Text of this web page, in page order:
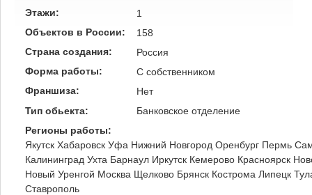
Этажи:
1
Объектов в России:
158
Страна создания:
Россия
Форма работы:
C собственником
Франшиза:
Нет
Тип обьекта:
Банковское отделение
Регионы работы:
Якутск Хабаровск Уфа Нижний Новгород Оренбург Пермь
Калининград Ухта Барнаул Иркутск Кемерово Красноярск
Новый Уренгой Москва Щелково Брянск Кострома Липецк
Ставрополь